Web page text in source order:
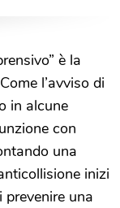
è la
l’avviso di
in alcune
con
una
inizi
prevenire una